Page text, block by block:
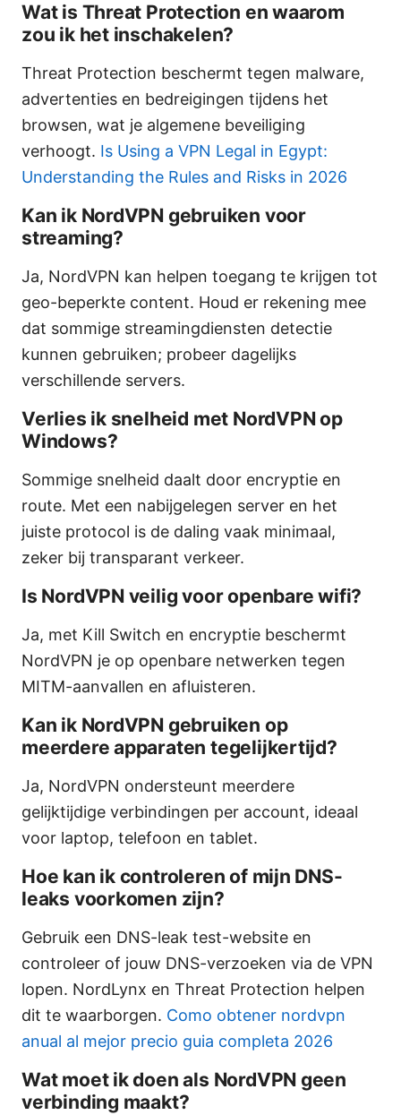
Wat is Threat Protection en waarom
zou ik het inschakelen?
Threat Protection beschermt tegen malware,
advertenties en bedreigingen tijdens het
browsen, wat je algemene beveiliging
verhoogt. Is Using a VPN Legal in Egypt:
Understanding the Rules and Risks in 2026
Kan ik NordVPN gebruiken voor
streaming?
Ja, NordVPN kan helpen toegang te krijgen tot
geo-beperkte content. Houd er rekening mee
dat sommige streamingdiensten detectie
kunnen gebruiken; probeer dagelijks
verschillende servers.
Verlies ik snelheid met NordVPN op
Windows?
Sommige snelheid daalt door encryptie en
route. Met een nabijgelegen server en het
juiste protocol is de daling vaak minimaal,
zeker bij transparant verkeer.
Is NordVPN veilig voor openbare wifi?
Ja, met Kill Switch en encryptie beschermt
NordVPN je op openbare netwerken tegen
MITM-aanvallen en afluisteren.
Kan ik NordVPN gebruiken op
meerdere apparaten tegelijkertijd?
Ja, NordVPN ondersteunt meerdere
gelijktijdige verbindingen per account, ideaal
voor laptop, telefoon en tablet.
Hoe kan ik controleren of mijn DNS-
leaks voorkomen zijn?
Gebruik een DNS-leak test-website en
controleer of jouw DNS-verzoeken via de VPN
lopen. NordLynx en Threat Protection helpen
dit te waarborgen. Como obtener nordvpn
anual al mejor precio guia completa 2026
Wat moet ik doen als NordVPN geen
verbinding maakt?